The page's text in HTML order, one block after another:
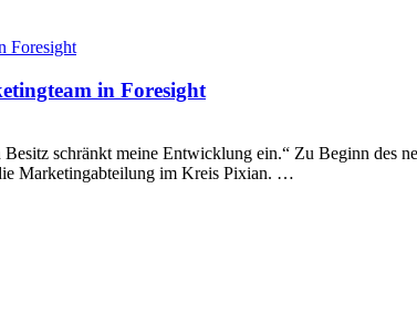
in Foresight
schränkt meine Entwicklung ein.“ Zu Beginn des
Marketingabteilung im Kreis Pixian. …